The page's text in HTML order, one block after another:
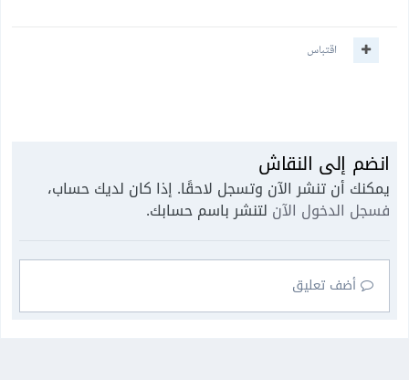
اقتباس
انضم إلى النقاش
يمكنك أن تنشر الآن وتسجل لاحقًا. إذا كان لديك حساب،
فسجل الدخول الآن لتنشر باسم حسابك.
أضف تعليق